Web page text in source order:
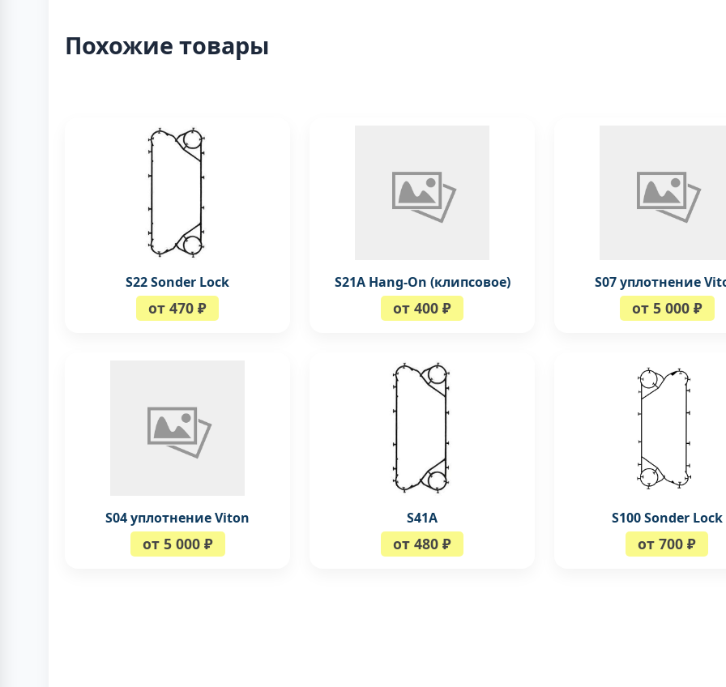
Похожие товары
S22 Sonder Lock
от 470 ₽
S21A Hang-On (клипсовое)
от 400 ₽
S07 уплотнение
от 5 000 ₽
S04 уплотнение Viton
от 5 000 ₽
S41A
от 480 ₽
S100 Sonder Lock
от 700 ₽